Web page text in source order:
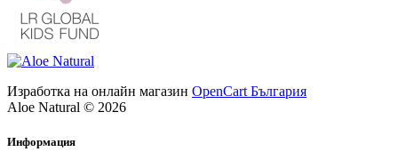
Изработка на онлайн магазин OpenCart България
Aloe Natural © 2026
Информация